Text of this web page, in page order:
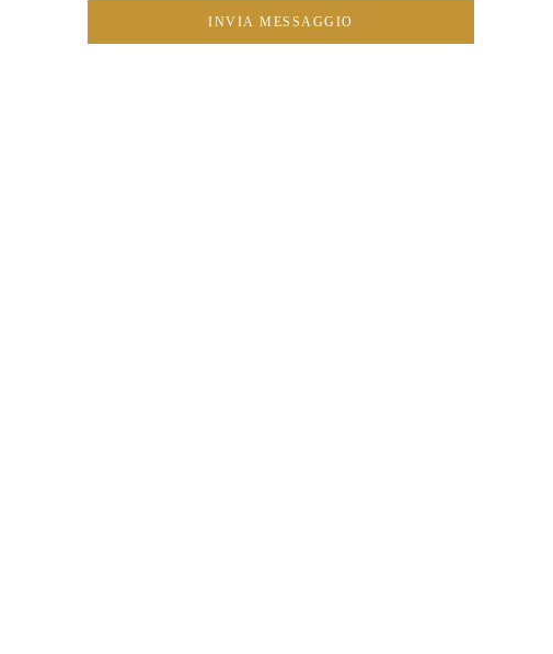
INVIA MESSAGGIO